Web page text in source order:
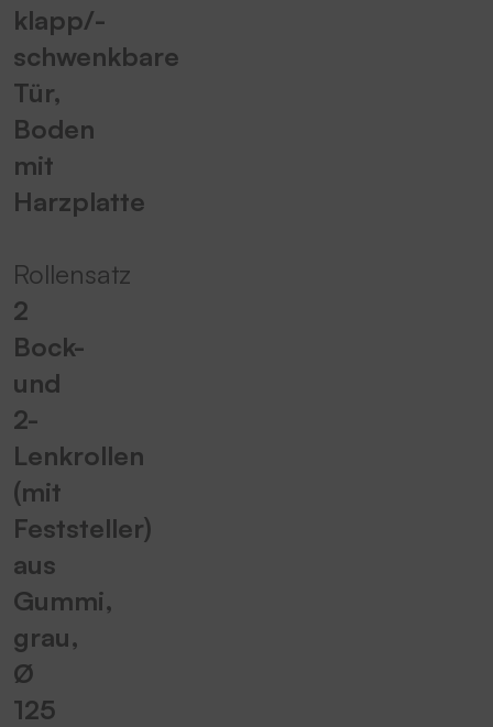
klapp/-
schwenkbare
Tür,
Boden
mit
Harzplatte
Rollensatz
2
Bock-
und
2-
Lenkrollen
(mit
Feststeller)
aus
Gummi,
grau,
Ø
125